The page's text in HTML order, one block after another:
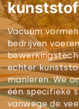
Vacuüm
bedrijven
echter
manieren. We
één specifieke
vanwege de